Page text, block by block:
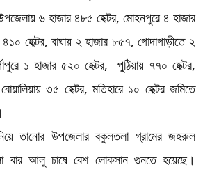
৬ হাজার ৪৮৫ হেক্টর, মোহনপুরে ৪ হাজার
হেক্টর, বাঘায় ২ হাজার ৮৫৭, গোদাগাড়ীতে ২
১ হাজার ৫২০ হেক্টর, পুঠিয়ায় ৭৭০ হেক্টর,
৩৫ হেক্টর, মতিহারে ১০ হেক্টর জমিতে
তানোর উপজেলার বকুলতলা গ্রামের জহরুল
বার আলু চাষে বেশ লোকসান গুনতে হয়েছে।